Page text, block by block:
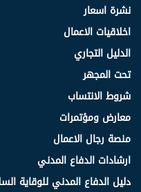
نشرة اسعار
اخلاقيات الاعمال
الدليل التجاري
تحت المجهر
شروط الانتساب
معارض ومؤتمرات
منصة رجال الاعمال
ارشادات الدفاع المدني
دليل الدفاع المدني للوقاية